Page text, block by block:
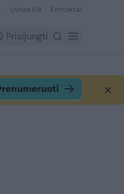
Lrytas EN Kontaktai
Prisijungti